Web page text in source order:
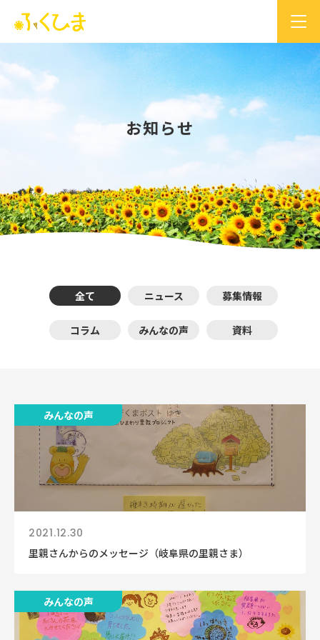
お知らせ
全て ニュース 募集情報
コラム みんなの声 資料
みんなの声
2021.12.30
里親さんからのメッセージ（岐阜県の里親さま）
みんなの声